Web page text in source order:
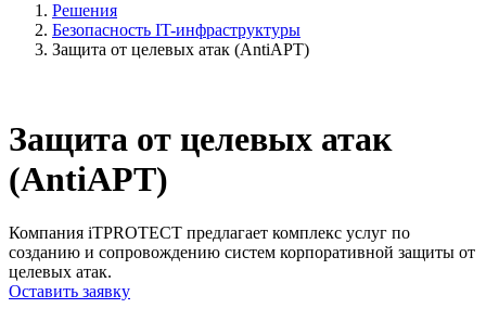
Решения
Безопасность IT-инфраструктуры
Защита от целевых атак (AntiAPT)
Защита от целевых атак
(AntiAPT)
Компания iTPROTECT предлагает комплекс услуг по
созданию и сопровождению систем корпоративной защиты от
целевых атак.
Оставить заявку